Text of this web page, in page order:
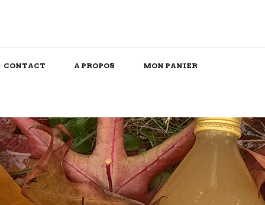
Snack/Apéritif
Repas Box
CONTACT A PROPOS MON PANIER